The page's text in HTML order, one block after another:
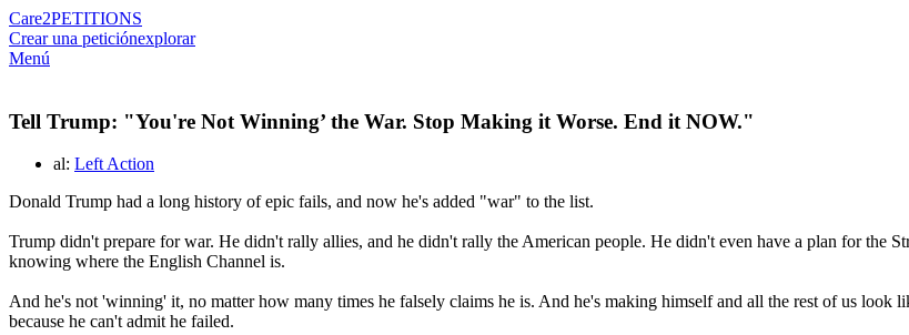
Care2PETITIONS
Crear una peticiónexplorar
Menú
Tell Trump: "You're Not Winning’ the War. Stop Making it Worse. End it NOW."
al: Left Action
Donald Trump had a long history of epic fails, and now he's added "war" to the list.
Trump didn't prepare for war. He didn't rally allies, and he didn't rally the American people. He didn't even have a plan for
knowing where the English Channel is.
And he's not 'winning' it, no matter how many times he falsely claims he is. And he's making himself and all the rest of us
because he can't admit he failed.